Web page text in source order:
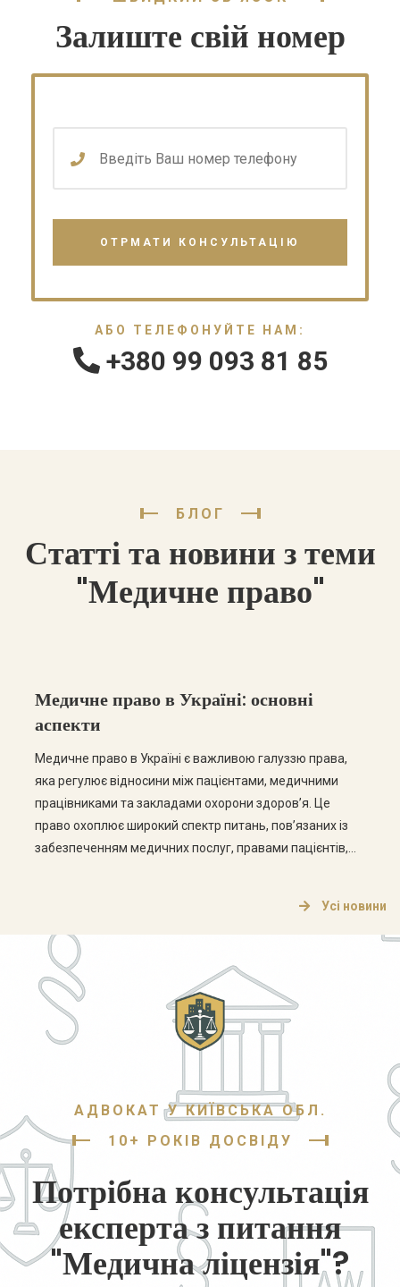
Залиште свій номер
АБО ТЕЛЕФОНУЙТЕ НАМ:
+380 99 093 81 85
БЛОГ
Статті та новини з теми
"Медичне право"
Медичне право в Україні: основні
аспекти
Медичне право в Україні є важливою галуззю права,
яка регулює відносини між пацієнтами, медичними
працівниками та закладами охорони здоров’я. Це
право охоплює широкий спектр питань, пов’язаних із
забезпеченням медичних послуг, правами пацієнтів,
права Медичне право в Україні складається з кількох
ключових аспектів, які варто розглянути […]
Усі новини
АДВОКАТ У КИЇВСЬКА ОБЛ.
10+ РОКІВ ДОСВІДУ
Потрібна консультація
експерта з питання
"Медична ліцензія"?